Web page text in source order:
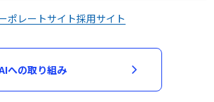
ポレートサイト採用サイト
への取り組み